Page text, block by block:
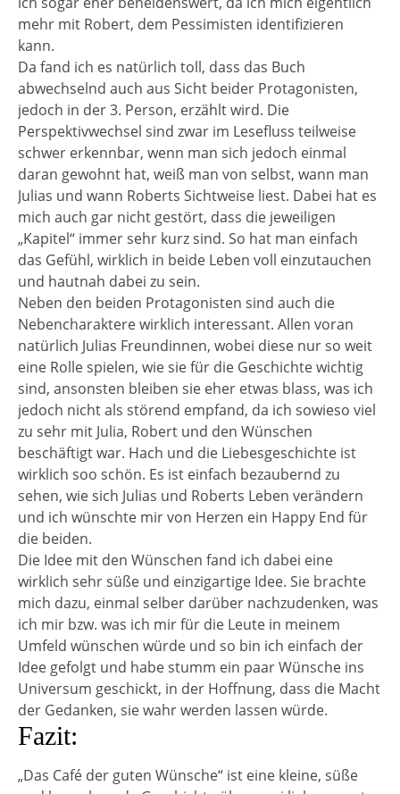
mehr mit Robert, dem Pessimisten identifizieren
kann.
Da fand ich es natürlich toll, dass das Buch
abwechselnd auch aus Sicht beider Protagonisten,
jedoch in der 3. Person, erzählt wird. Die
Perspektivwechsel sind zwar im Lesefluss teilweise
schwer erkennbar, wenn man sich jedoch einmal
daran gewohnt hat, weiß man von selbst, wann man
Julias und wann Roberts Sichtweise liest. Dabei hat es
mich auch gar nicht gestört, dass die jeweiligen
„Kapitel“ immer sehr kurz sind. So hat man einfach
das Gefühl, wirklich in beide Leben voll einzutauchen
und hautnah dabei zu sein.
Neben den beiden Protagonisten sind auch die
Nebencharaktere wirklich interessant. Allen voran
natürlich Julias Freundinnen, wobei diese nur so weit
eine Rolle spielen, wie sie für die Geschichte wichtig
sind, ansonsten bleiben sie eher etwas blass, was ich
jedoch nicht als störend empfand, da ich sowieso viel
zu sehr mit Julia, Robert und den Wünschen
beschäftigt war. Hach und die Liebesgeschichte ist
wirklich soo schön. Es ist einfach bezaubernd zu
sehen, wie sich Julias und Roberts Leben verändern
und ich wünschte mir von Herzen ein Happy End für
die beiden.
Die Idee mit den Wünschen fand ich dabei eine
wirklich sehr süße und einzigartige Idee. Sie brachte
mich dazu, einmal selber darüber nachzudenken, was
ich mir bzw. was ich mir für die Leute in meinem
Umfeld wünschen würde und so bin ich einfach der
Idee gefolgt und habe stumm ein paar Wünsche ins
Universum geschickt, in der Hoffnung, dass die Macht
der Gedanken, sie wahr werden lassen würde.
Fazit:
„Das Café der guten Wünsche“ ist eine kleine, süße